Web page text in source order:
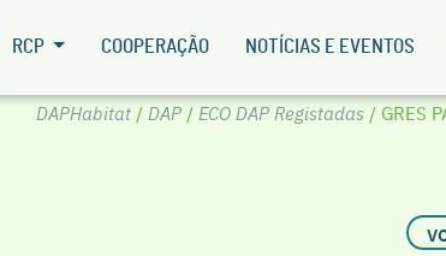
RCP COOPERAÇÃO NOTÍCIAS E EVENTOS
DAPHabitat/ DAP/ ECO DAP Registadas / GRES